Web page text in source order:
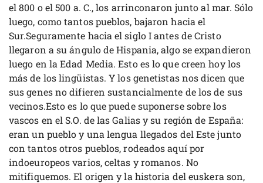
el 800 o el 500 a. C., los arrinconaron junto al mar. Sólo
luego, como tantos pueblos, bajaron hacia el
Sur.Seguramente hacia el siglo I antes de Cristo
llegaron a su ángulo de Hispania, algo se expandieron
luego en la Edad Media. Esto es lo que creen hoy los
más de los lingüistas. Y los genetistas nos dicen que
sus genes no difieren sustancialmente de los de sus
vecinos.Esto es lo que puede suponerse sobre los
vascos en el S.O. de las Galias y su región de España:
eran un pueblo y una lengua llegados del Este junto
con tantos otros pueblos, rodeados aquí por
indoeuropeos varios, celtas y romanos. No
mitifiquemos. El origen y la historia del euskera son,